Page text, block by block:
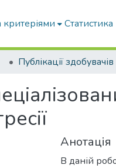
Статистика
Анотація
В даній